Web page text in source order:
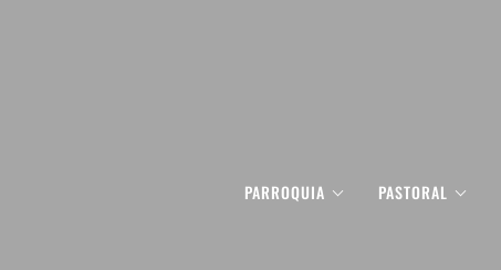
PARROQUIA PASTORAL